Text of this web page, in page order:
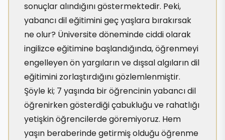
sonuçlar alındığını göstermektedir. Peki,
yabancı dil eğitimini geç yaşlara bırakırsak
ne olur? Üniversite döneminde ciddi olarak
ingilizce eğitimine başlandığında, öğrenmeyi
engelleyen ön yargıların ve dışsal algıların dil
eğitimini zorlaştırdığını gözlemlenmiştir.
Şöyle ki; 7 yaşında bir öğrencinin yabancı dil
öğrenirken gösterdiği çabukluğu ve rahatlığı
yetişkin öğrencilerde göremiyoruz. Hem
yaşın beraberinde getirmiş olduğu öğrenme